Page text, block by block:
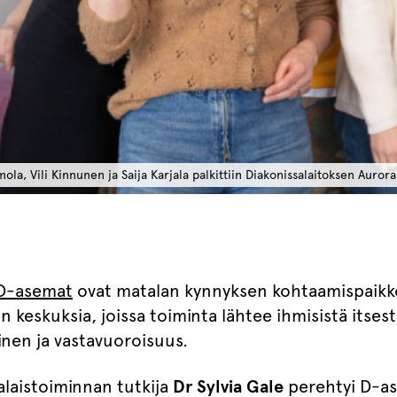
Vili Kinnunen ja Saija Karjala palkittiin Diakonissalaitoksen
asemat ovat matalan kynnyksen
keskuksia, joissa toiminta lähtee ihmisistä
ja vastavuoroisuus.
tutkija Dr Sylvia Gale perehtyi D-